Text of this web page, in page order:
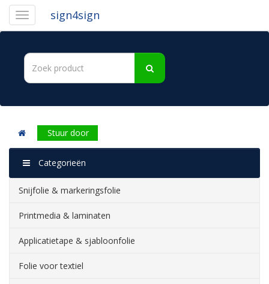
sign4sign
Stuur door
Categorieën
Snijfolie & markeringsfolie
Printmedia & laminaten
Applicatietape & sjabloonfolie
Folie voor textiel